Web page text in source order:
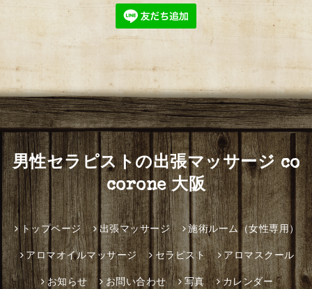
男性セラピストの出張マッサージ co
corone 大阪
トップページ 出張マッサージ 施術ルーム（女性専用）
アロマオイルマッサージ セラピスト アロマスクール
お知らせ お問い合わせ 写真 カレンダー